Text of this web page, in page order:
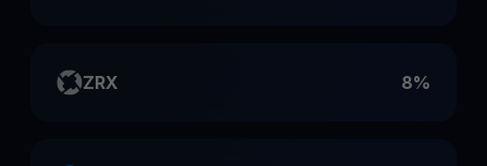
ZRX 8%